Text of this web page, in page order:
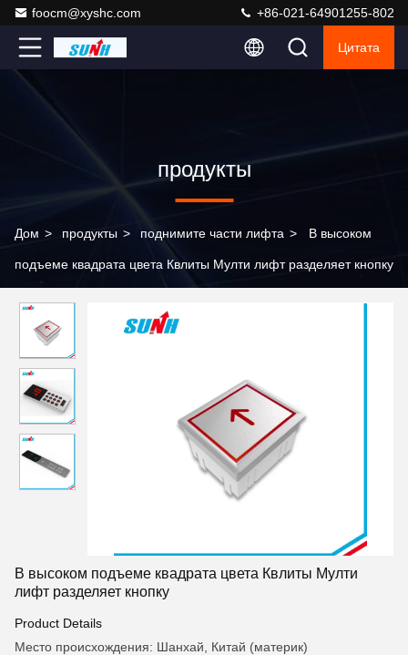
foocm@xyshc.com +86-021-64901255-802
Цитата
продукты
Дом > продукты > поднимите части лифта > В высоком
подъеме квадрата цвета Квлиты Мулти лифт разделяет кнопку
В высоком подъеме квадрата цвета Квлиты Мулти
лифт разделяет кнопку
Product Details
Место происхождения: Шанхай, Китай (материк)